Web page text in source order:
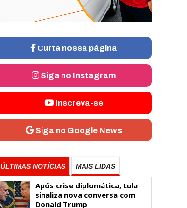
Curta nossa página
Siga no Instagram
Inscreva-se
Siga no Google News
ÚLTIMAS NOTÍCIAS MAIS LIDAS
Após crise diplomática, Lula
sinaliza nova conversa com
Donald Trump